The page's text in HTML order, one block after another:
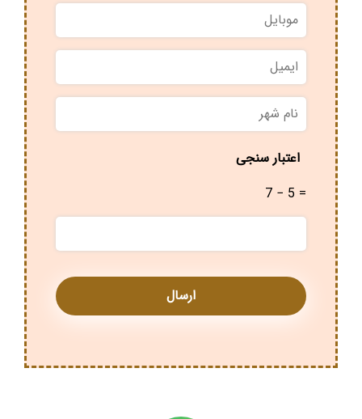
خانوادگی
موبایل
ایمیل
نام
شهر *
اعتبار سنجی
7 − 5 =